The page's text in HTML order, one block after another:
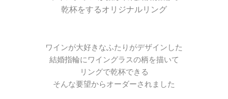
乾杯をするオリジナルリング
ワインが大好きなふたりがデザインした
結婚指輪にワイングラスの柄を描いて
リングで乾杯できる
そんな要望からオーダーされました